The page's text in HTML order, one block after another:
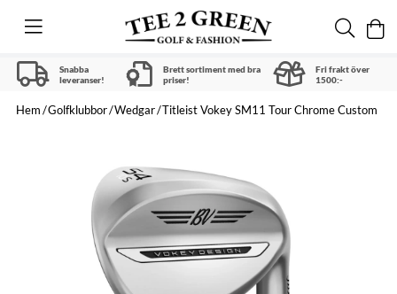
Snabba
leveranser!
Brett sortiment med bra
priser!
Fri frakt över
1500:-
Hem Golfklubbor Wedgar Titleist Vokey SM11 Tour Chrome Custom